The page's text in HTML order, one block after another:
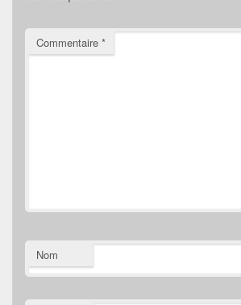
Commentaire *
Nom